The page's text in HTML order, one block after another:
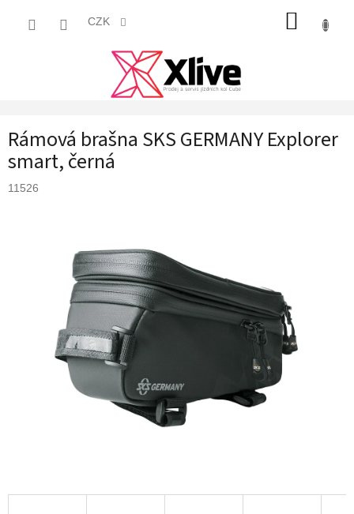
CZK
Rámová brašna SKS GERMANY Explorer
smart, černá
11526